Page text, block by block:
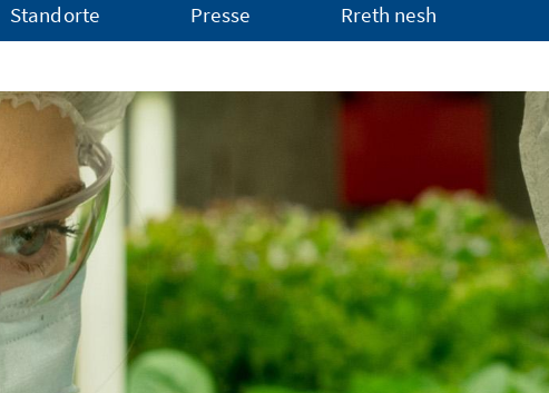
Standorte Presse Rreth nesh